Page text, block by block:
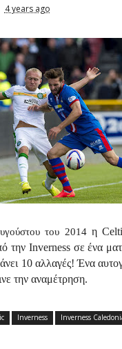
4 years ago
του 2014 η
την Invernessσε ένα
10 αλλαγές! Ένα
την αναμέτρηση.
Inverness
Inverness